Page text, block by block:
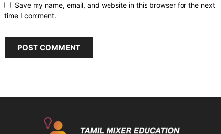
Save my name, email, and website in this browser for the next
time I comment.